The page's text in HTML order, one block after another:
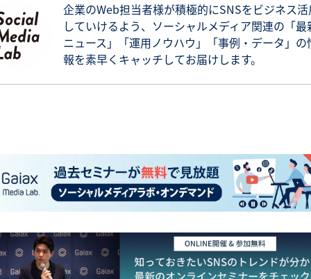
企業のWeb担当者様が積極的にSNSをビジネス
していけるよう、ソーシャルメディア関連の「最
ニュース」「運用ノウハウ」「事例・データ」の
報を素早くキャッチしてお届けします。